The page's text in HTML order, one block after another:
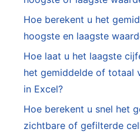
Hoe berekent u het
hoogste en laagste
Hoe laat u het laagste
het gemiddelde of totaal
in Excel?
Hoe berekent u snel het
zichtbare of gefilterde